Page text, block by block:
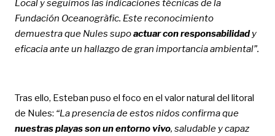
Local y seguimos las indicaciones técnicas de la
Fundación Oceanogràfic. Este reconocimiento
demuestra que Nules supoactuar con responsabilidady
eficacia ante un hallazgo de gran importancia ambiental”.
Tras ello, Esteban puso el foco en el valor natural del litoral
de Nules: “La presencia de estos nidos confirma que
nuestras playas son un entorno vivo, saludable y capaz